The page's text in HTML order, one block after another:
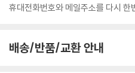
휴대전화번호와 메일주소를 다시 한
배송/반품/교환 안내